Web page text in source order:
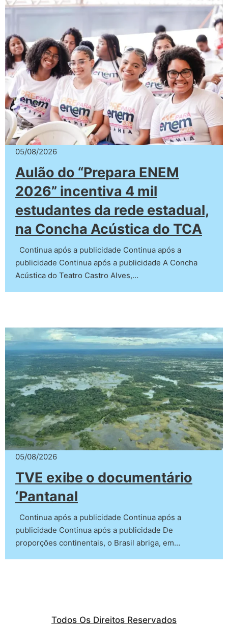
05/08/2026
Aulão do “Prepara ENEM
2026” incentiva 4 mil
estudantes da rede estadual,
na Concha Acústica do TCA
Continua após a publicidade Continua após a
publicidade Continua após a publicidade A Concha
Acústica do Teatro Castro Alves,…
05/08/2026
TVE exibe o documentário
‘Pantanal
Continua após a publicidade Continua após a
publicidade Continua após a publicidade De
proporções continentais, o Brasil abriga, em…
Todos Os Direitos Reservados